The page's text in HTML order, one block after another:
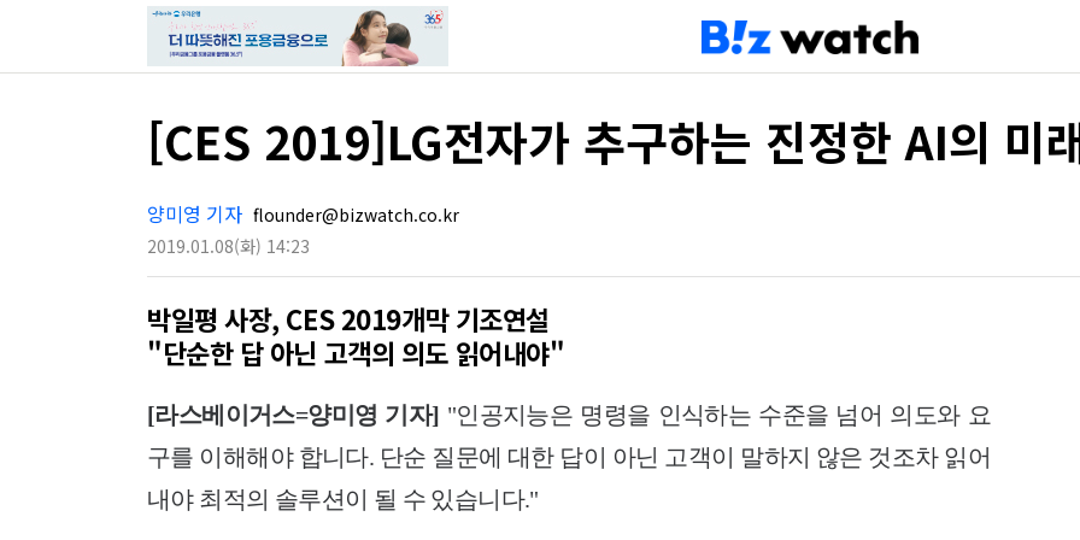
[CES 2019]LG전자가 추구하는 진정한 AI의 미
양미영 기자 flounder@bizwatch.co.kr
2019.01.08(화) 14:23
박일평 사장, CES 2019개막 기조연설
"단순한 답 아닌 고객의 의도 읽어내야"
[라스베이거스=양미영 기자] "인공지능은 명령을 인식하는 수준을 넘어 의도와 요
구를 이해해야 합니다. 단순 질문에 대한 답이 아닌 고객이 말하지 않은 것조차 읽어
내야 최적의 솔루션이 될 수 있습니다."